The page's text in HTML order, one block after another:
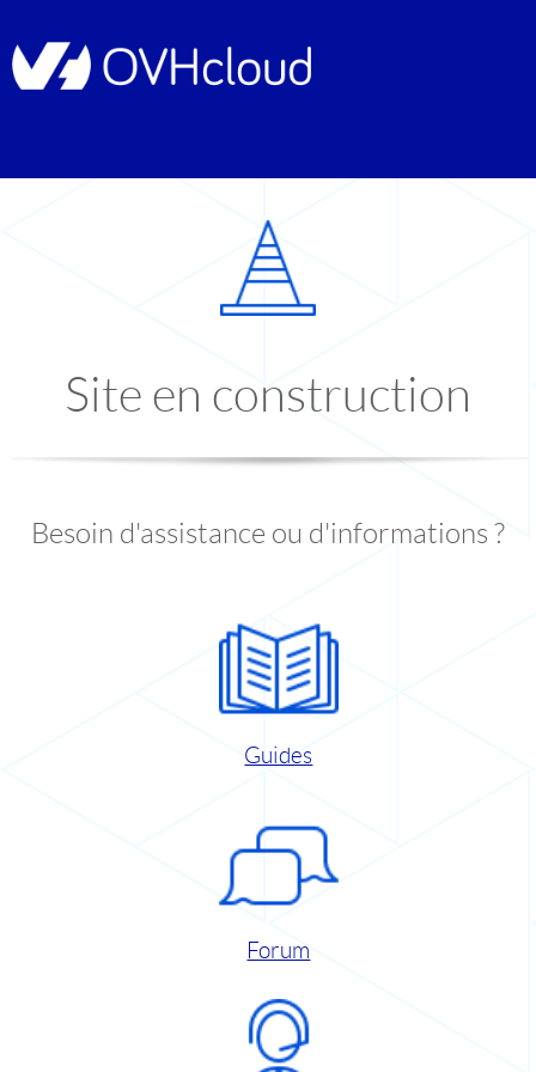
Site en construction
Besoin d'assistance ou d'informations ?
Guides
Forum